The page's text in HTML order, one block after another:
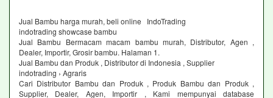
Jual Bambu harga murah, beli online IndoTrading
indotrading showcase bambu
Jual Bambu Bermacam macam bambu murah, Distributor, Agen ,
Dealer, Importir, Grosir bambu. Halaman 1.
Jual Bambu dan Produk , Distributor di Indonesia , Supplier
indotrading › Agraris
Cari Distributor Bambu dan Produk , Produk Bambu dan Produk ,
Supplier, Dealer, Agen, Importir , Kami mempunyai database